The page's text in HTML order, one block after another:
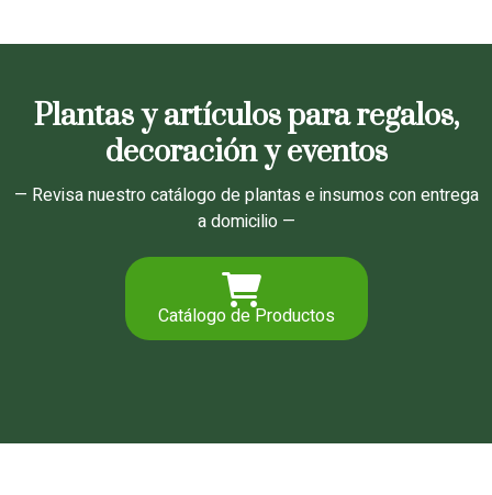
Plantas y artículos para regalos,
decoración y eventos
— Revisa nuestro catálogo de plantas e insumos con entrega
a domicilio —
Catálogo de Productos